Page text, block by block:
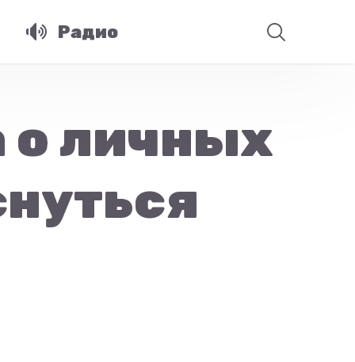
Радио
о личных